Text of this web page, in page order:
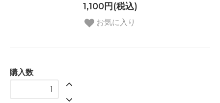
1,100円(税込)
お気に入り
購入数